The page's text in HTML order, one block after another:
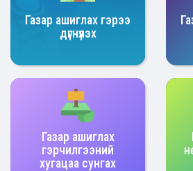
Газар ашиглах гэрээ
дүгнүүлэх
Газар ашиглах
гэрчилгээний
хугацаа сунгах